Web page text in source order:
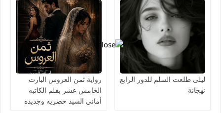
ليلى طلعت السلم للدور الرابع
نهجانة
رواية ثمن العروس البارت
الخامس عشر بقلم الكاتبه
أماني السيد حصريه وجديده